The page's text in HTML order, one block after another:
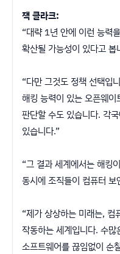
잭 클라크:
“대략 1년 안에 이런 능력
확산될 가능성이 있다고 봅
“다만 그것도 정책 선택입
해킹 능력이 있는 오픈웨이
판단할 수도 있습니다. 각
있습니다.”
“그 결과 세계에서는 해킹
동시에 조직들이 컴퓨터
“제가 상상하는 미래는, 컴
작동하는 세계입니다. 수
소프트웨어를 끊임없이 순